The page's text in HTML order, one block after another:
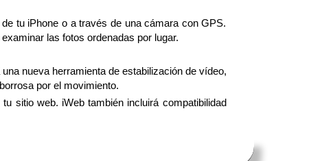
tu iPhone o a través de una cámara con GPS.
las fotos ordenadas por lugar.
nueva herramienta de estabilización de vídeo,
por el movimiento.
sitio web. iWeb también incluirá compatibilidad